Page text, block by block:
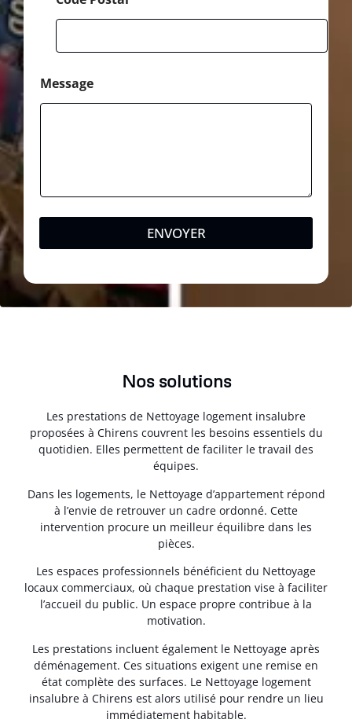
Message
ENVOYER
Nos solutions
Les prestations de Nettoyage logement insalubre
proposées à Chirens couvrent les besoins essentiels du
quotidien. Elles permettent de faciliter le travail des
équipes.
Dans les logements, le Nettoyage d’appartement répond
à l’envie de retrouver un cadre ordonné. Cette
intervention procure un meilleur équilibre dans les
pièces.
Les espaces professionnels bénéficient du Nettoyage
locaux commerciaux, où chaque prestation vise à faciliter
l’accueil du public. Un espace propre contribue à la
motivation.
Les prestations incluent également le Nettoyage après
déménagement. Ces situations exigent une remise en
état complète des surfaces. Le Nettoyage logement
insalubre à Chirens est alors utilisé pour rendre un lieu
immédiatement habitable.